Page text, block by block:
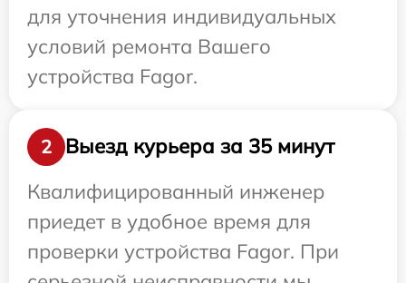
для уточнения индивидуальных
условий ремонта Вашего
устройства Fagor.
2
Выезд курьера за 35 минут
Квалифицированный инженер
приедет в удобное время для
проверки устройства Fagor. При